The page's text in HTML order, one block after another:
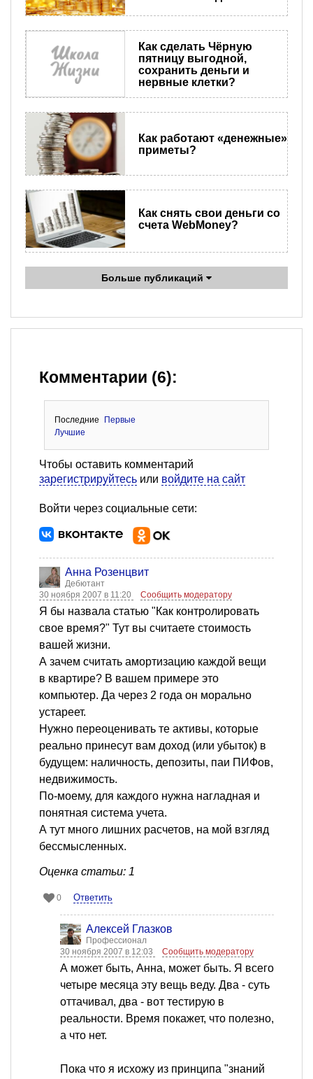
Как сделать Чёрную
пятницу выгодной,
сохранить деньги и
нервные клетки?
Как работают «денежные»
приметы?
Как снять свои деньги со
счета WebMoney?
Больше публикаций
Комментарии (6):
Последние
Первые
Лучшие
Чтобы оставить комментарий
зарегистрируйтесь или войдите на сайт
Войти через социальные сети:
Анна Розенцвит
Дебютант
30 ноября 2007 в 11:20
Сообщить модератору
Я бы назвала статью "Как контролировать
свое время?" Тут вы считаете стоимость
вашей жизни.
А зачем считать амортизацию каждой вещи
в квартире? В вашем примере это
компьютер. Да через 2 года он морально
устареет.
Нужно переоценивать те активы, которые
реально принесут вам доход (или убыток) в
будущем: наличность, депозиты, паи ПИФов,
недвижимость.
По-моему, для каждого нужна нагладная и
понятная система учета.
А тут много лишних расчетов, на мой взгляд
бессмысленных.
Оценка статьи: 1
0 Ответить
Алексей Глазков
Профессионал
30 ноября 2007 в 12:03
Сообщить модератору
А может быть, Анна, может быть. Я всего
четыре месяца эту вещь веду. Два - суть
оттачивал, два - вот тестирую в
реальности. Время покажет, что полезно,
а что нет.
Пока что я исхожу из принципа "знаний